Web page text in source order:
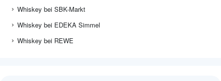
Whiskey bei SBK-Markt
Whiskey bei EDEKA Simmel
Whiskey bei REWE